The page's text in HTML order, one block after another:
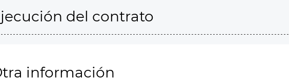
del contrato
información